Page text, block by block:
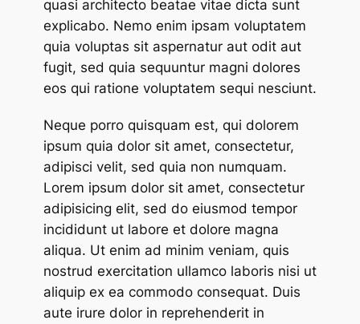
quasi architecto beatae vitae dicta sunt
explicabo. Nemo enim ipsam voluptatem
quia voluptas sit aspernatur aut odit aut
fugit, sed quia sequuntur magni dolores
eos qui ratione voluptatem sequi nesciunt.
Neque porro quisquam est, qui dolorem
ipsum quia dolor sit amet, consectetur,
adipisci velit, sed quia non numquam.
Lorem ipsum dolor sit amet, consectetur
adipisicing elit, sed do eiusmod tempor
incididunt ut labore et dolore magna
aliqua. Ut enim ad minim veniam, quis
nostrud exercitation ullamco laboris nisi ut
aliquip ex ea commodo consequat. Duis
aute irure dolor in reprehenderit in